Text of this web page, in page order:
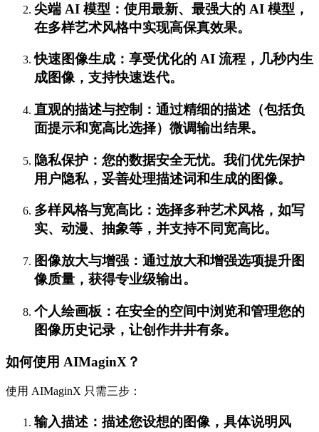
尖端 AI 模型：使用最新、最强大的 AI 模型，
在多样艺术风格中实现高保真效果。
快速图像生成：享受优化的 AI 流程，几秒内生
成图像，支持快速迭代。
直观的描述与控制：通过精细的描述（包括负
面提示和宽高比选择）微调输出结果。
隐私保护：您的数据安全无忧。我们优先保护
用户隐私，妥善处理描述词和生成的图像。
多样风格与宽高比：选择多种艺术风格，如写
实、动漫、抽象等，并支持不同宽高比。
图像放大与增强：通过放大和增强选项提升图
像质量，获得专业级输出。
个人绘画板：在安全的空间中浏览和管理您的
图像历史记录，让创作井井有条。
如何使用 AIMaginX？
使用 AIMaginX 只需三步：
输入描述：描述您设想的图像，具体说明风